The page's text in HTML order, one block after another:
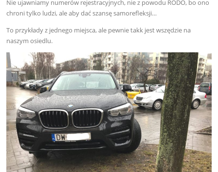
Nie ujawniamy numerów rejestracyjnych, nie z powodu RODO, bo ono
chroni tylko ludzi, ale aby dać szansę samorefleksji…
To przykłady z jednego miejsca, ale pewnie takk jest wszędzie na
naszym osiedlu.